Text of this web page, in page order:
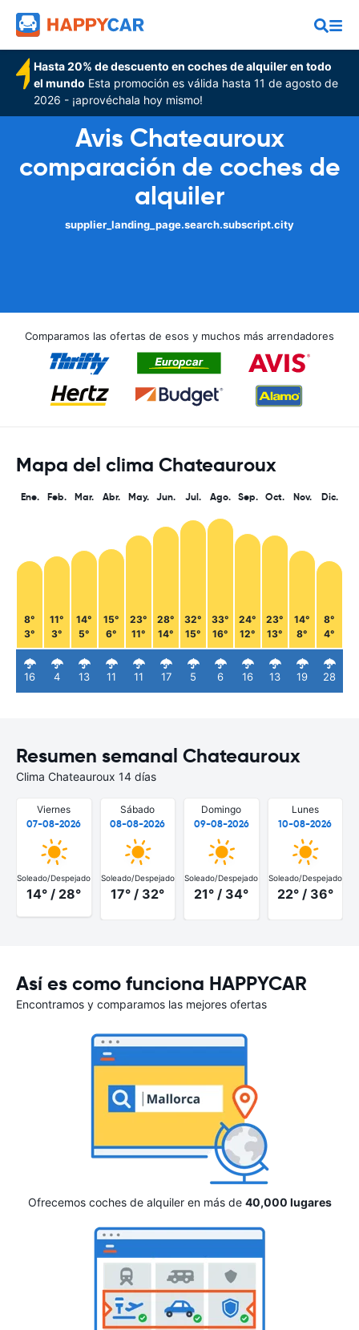
Hasta 20% de descuento en coches de alquiler en todo
el mundo Esta promoción es válida hasta 11 de agosto de
2026 - ¡aprovéchala hoy mismo!
Avis Chateauroux
comparación de coches de
alquiler
supplier_landing_page.search.subscript.city
Comparamos las ofertas de esos y muchos más arrendadores
Mapa del clima Chateauroux
Ene.
8°
3°
16
Feb.
11°
3°
4
Mar.
14°
5°
13
Abr.
15°
6°
11
May.
23°
11°
11
Jun.
28°
14°
17
Jul.
32°
15°
5
Ago.
33°
16°
6
Sep.
24°
12°
16
Oct.
23°
13°
13
Nov.
14°
8°
19
Dic.
8°
4°
28
Resumen semanal Chateauroux
Clima Chateauroux 14 días
Viernes
07-08-2026
Soleado/Despejado
14° / 28°
Sábado
08-08-2026
Soleado/Despejado
17° / 32°
Domingo
09-08-2026
Soleado/Despejado
21° / 34°
Lunes
10-08-2026
Soleado/Despejado
22° / 36°
Así es como funciona HAPPYCAR
Encontramos y comparamos las mejores ofertas
Ofrecemos coches de alquiler en más de 40,000 lugares